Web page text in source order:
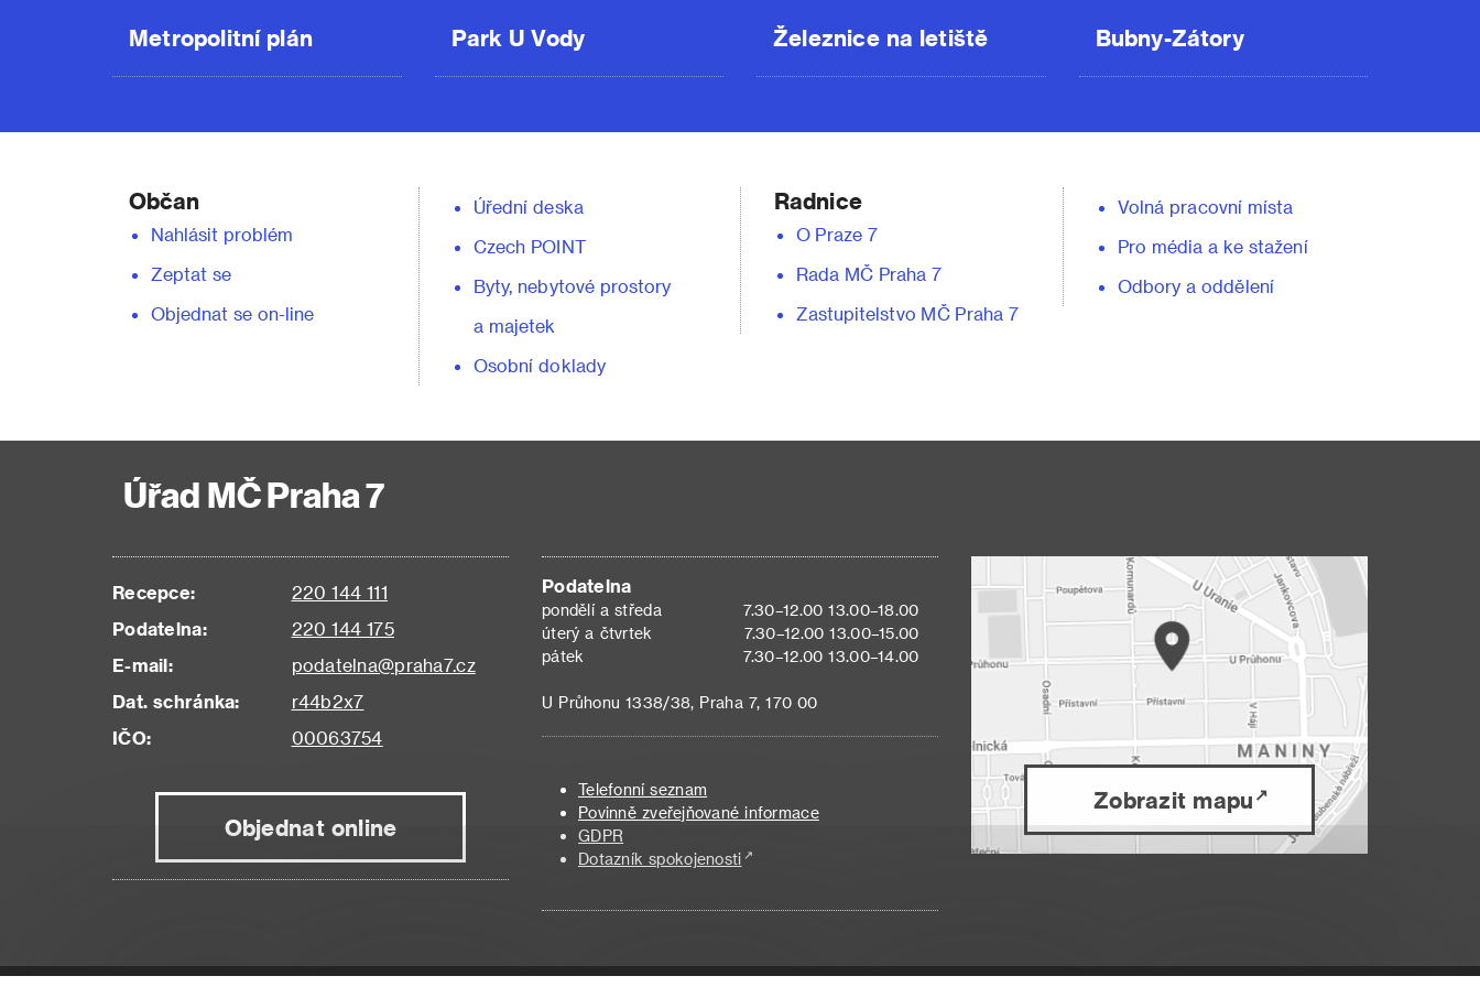
Metropolitní plán Park U Vody Železnice na letiště Bubny-Zátory
Občan
Nahlásit problém
Zeptat se
Objednat se on-line
Úřední deska
Czech POINT
Byty, nebytové prostory
a majetek
Osobní doklady
Radnice
O Praze 7
Rada MČ Praha 7
Zastupitelstvo MČ Praha 7
Volná pracovní místa
Pro média a ke stažení
Odbory a oddělení
Úřad MČ Praha 7
Recepce:
220 144 111
Podatelna:
220 144 175
E-mail:
podatelna@praha7.cz
Dat. schránka:
r44b2x7
IČO:
00063754
Objednat online
Podatelna
pondělí a středa
7.30–12.00 13.00–18.00
úterý a čtvrtek
7.30–12.00 13.00–15.00
pátek
7.30–12.00 13.00–14.00
U Průhonu 1338/38, Praha 7, 170 00
Telefonní seznam
Povinně zveřejňované informace
GDPR
Dotazník spokojenosti
Zobrazit mapu